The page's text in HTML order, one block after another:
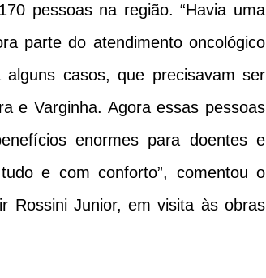
pessoas na região. “Havia uma
parte do atendimento oncológico
casos, que precisavam ser
e Varginha. Agora essas pessoas
enormes para doentes e
e com conforto”, comentou o
Rossini Junior, em visita às obras